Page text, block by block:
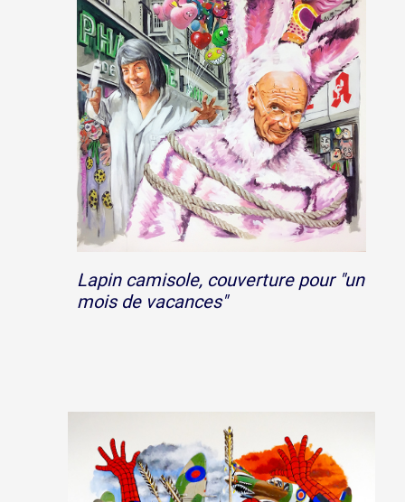
Événements
1% œuvres dans
public
Réseau
De A à Z
Lapin camisole, couverture pour "un
mois de vacances"